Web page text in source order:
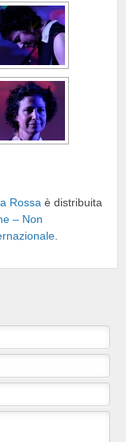
Rossa è distribuita
– Non